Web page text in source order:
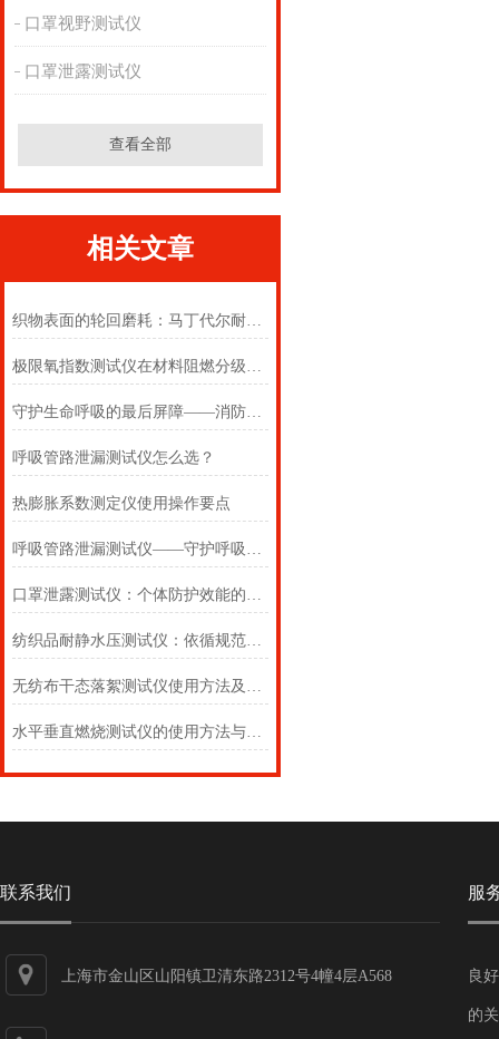
口罩视野测试仪
口罩泄露测试仪
查看全部
相关文章
织物表面的轮回磨耗：马丁代尔耐磨仪在多点轨迹与压力恒定下的耐用叙事
极限氧指数测试仪在材料阻燃分级中的浓度边界判定
守护生命呼吸的最后屏障——消防自救呼吸器防护性能测试仪的全面检测
呼吸管路泄漏测试仪怎么选？
热膨胀系数测定仪使用操作要点
呼吸管路泄漏测试仪——守护呼吸类医疗器械安全的精密检测方案
口罩泄露测试仪：个体防护效能的科学评估仪器
纺织品耐静水压测试仪：依循规范，精准测防渗
无纺布干态落絮测试仪使用方法及注意事项详解
水平垂直燃烧测试仪的使用方法与注意事项
联系我们
上海市金山区山阳镇卫清东路2312号4幢4层A568
服
良
的